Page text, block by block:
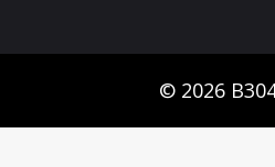
© 2026